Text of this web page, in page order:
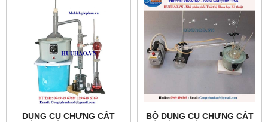
DỤNG CỤ CHƯNG CẤT
BỘ DỤNG CỤ CHƯNG CẤT